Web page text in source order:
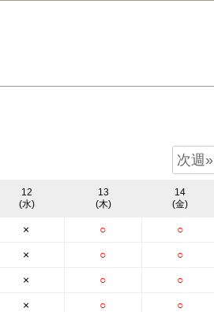
次週»
12
(水)
×
×
×
×
13
(木)
○
○
○
○
14
(金)
○
○
○
○